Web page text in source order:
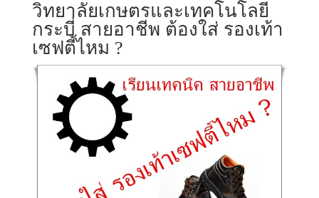
วิทยาลัยเกษตรและเทคโนโลยี
กระบี่ สายอาชีพ ต้องใส่ รองเท้า
เซฟตี้ไหม ?